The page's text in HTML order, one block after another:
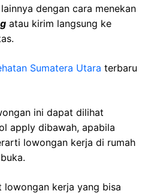
dengan cara menekan
atau kirim langsung ke
Sumatera Utara terbaru
ini dapat dilihat
apply dibawah, apabila
lowongan kerja di rumah
lowongan kerja yang bisa